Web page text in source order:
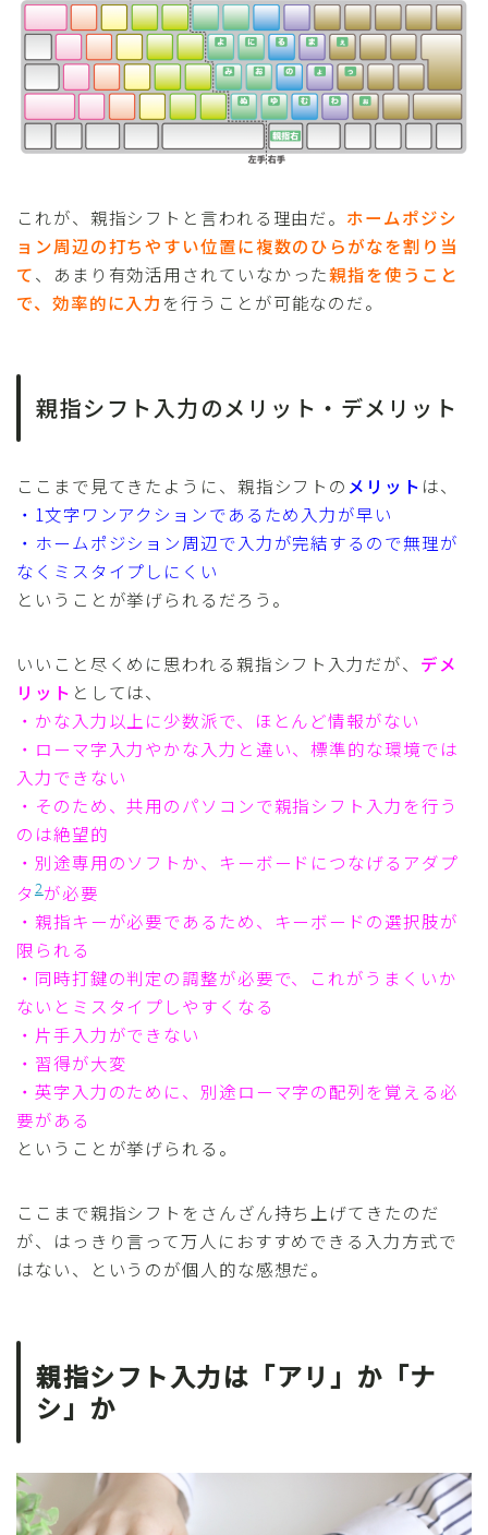
これが、親指シフトと言われる理由だ。 ホームポジシ
ョン周辺の打ちやすい位置に複数のひらがなを割り当
て、あまり有効活用されていなかった親指を使うこと
で、効率的に入力 を行うことが可能なのだ。
親指シフト入力のメリット・デメリット
ここまで見てきたように、親指シフトの メリット は、
・1文字ワンアクションであるため入力が早い
・ホームポジション周辺で入力が完結するので無理が
なくミスタイプしにくい
ということが挙げられるだろう。
いいこと尽くめに思われる親指シフト入力だが、 デメ
リット としては、
・かな入力以上に少数派で、ほとんど情報がない
・ローマ字入力やかな入力と違い、標準的な環境では
入力できない
・そのため、共用のパソコンで親指シフト入力を行う
のは絶望的
・別途専用のソフトか、キーボードにつなげるアダプ
タ2が必要
・親指キーが必要であるため、キーボードの選択肢が
限られる
・同時打鍵の判定の調整が必要で、これがうまくいか
ないとミスタイプしやすくなる
・片手入力ができない
・習得が大変
・英字入力のために、別途ローマ字の配列を覚える必
要がある
ということが挙げられる。
ここまで親指シフトをさんざん持ち上げてきたのだ
が、はっきり言って万人におすすめできる入力方式で
はない、というのが個人的な感想だ。
親指シフト入力は「アリ」か「ナ
シ」か